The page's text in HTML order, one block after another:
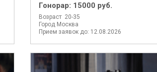
Гонорар: 15000 руб.
Возраст 20-35
Город Москва
Прием заявок до: 12.08.2026